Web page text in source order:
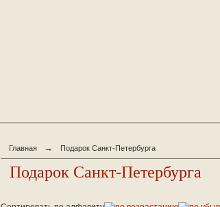
Главная → Подарок Санкт-Петербурга
Подарок Санкт-Петербурга